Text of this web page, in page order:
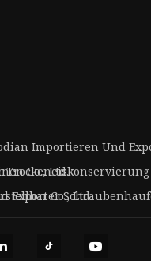
Importieren Und
Co., Ltd.
Trockeneiskonservierung
Export Co., Ltd.